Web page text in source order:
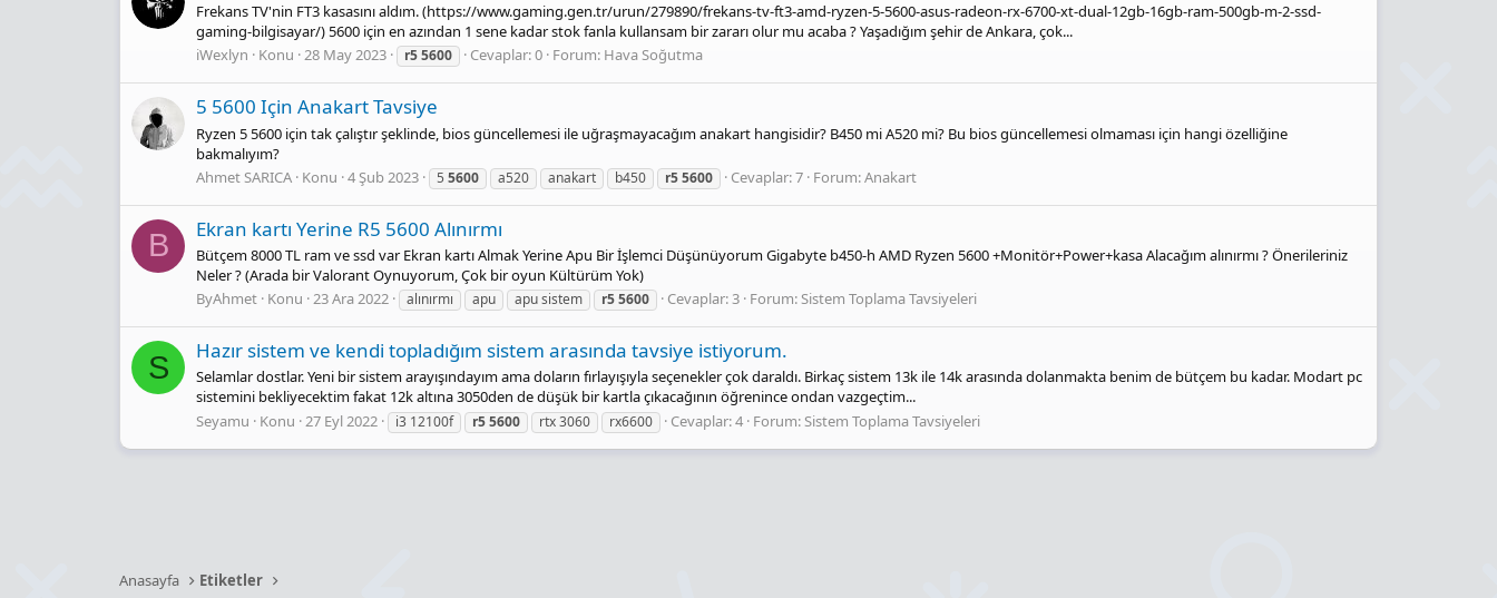
Frekans TV'nin FT3 kasasını aldım. (https://www.gaming.gen.tr/urun/279890/frekans-tv-ft3-amd-ryzen-5-5600-asus-radeon-rx-6700-xt-dual-12gb-16gb-ram-500gb-m-2-ssd-
gaming-bilgisayar/) 5600 için en azından 1 sene kadar stok fanla kullansam bir zararı olur mu acaba ? Yaşadığım şehir de Ankara, çok...
iWexlyn
Konu 28 May 2023 r55600 Cevaplar: 0 Forum: Hava Soğutma
5 5600 Için Anakart Tavsi̇ye
Ryzen 5 5600 için tak çalıştır şeklinde, bios güncellemesi ile uğraşmayacağım anakart hangisidir? B450 mi A520 mi? Bu bios güncellemesi olmaması için hangi özelliğine
bakmalıyım?
Ahmet SARICA Konu 4 Şub 2023 5 5600 a520 anakart b450 r55600 Cevaplar: 7 Forum:Anakart
B Ekran kartı Yerine R5 5600 Alınırmı
Bütçem 8000 TL ram ve ssd var Ekran kartı Almak Yerine Apu Bir İşlemci Düşünüyorum Gigabyte b450-h AMD Ryzen 5600 +Monitör+Power+kasa Alacağım alınırmı ? Önerileriniz
Neler ? (Arada bir Valorant Oynuyorum, Çok bir oyun Kültürüm Yok)
ByAhmet Konu 23 Ara 2022 alınırmı apu apu sistem r55600 Cevaplar: 3 Forum:Sistem Toplama Tavsiyeleri
S Hazır sistem ve kendi topladığım sistem arasında tavsiye istiyorum.
Selamlar dostlar. Yeni bir sistem arayışındayım ama doların fırlayışıyla seçenekler çok daraldı. Birkaç sistem 13k ile 14k arasında dolanmakta benim de bütçem bu kadar. Modart pc
sistemini bekliyecektim fakat 12k altına 3050den de düşük bir kartla çıkacağının öğrenince ondan vazgeçtim...
Seyamu
Konu 27 Eyl 2022 i3 12100f r55600 rtx 3060 rx6600 Cevaplar: 4 Forum:Sistem Toplama Tavsiyeleri
Anasayfa Etiketler